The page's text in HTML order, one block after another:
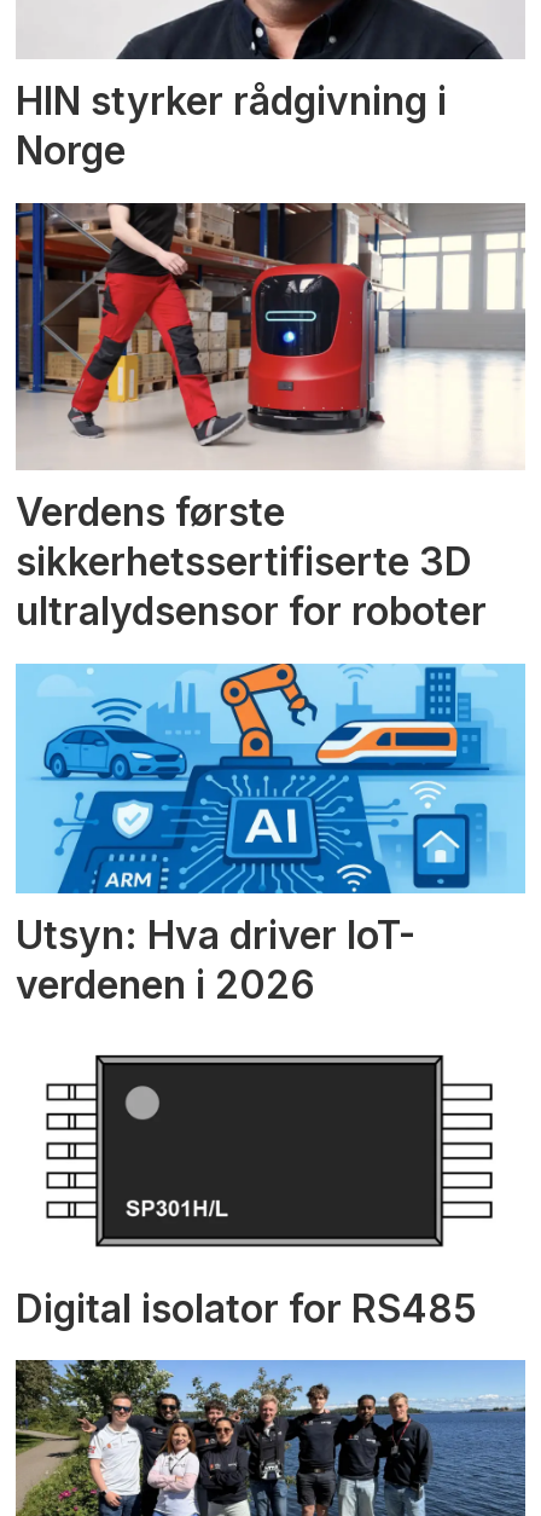
HIN styrker rådgivning i
Norge
Verdens første
sikkerhetssertifiserte 3D
ultralydsensor for roboter
Utsyn: Hva driver IoT-
verdenen i 2026
Digital isolator for RS485